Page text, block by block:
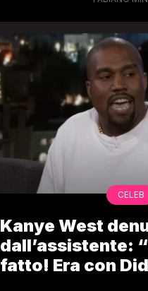
CELEB
Kanye West
dall’assistente:
fatto! Era con